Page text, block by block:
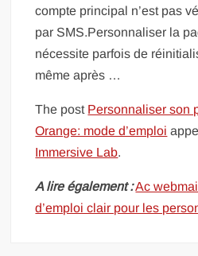
compte principal n’est pas
par SMS.Personnaliser la
nécessite parfois de
même après …
The post Personnaliser son
Orange: mode d’emploi
Immersive Lab.
A lire également :Ac
d’emploi clair pour les